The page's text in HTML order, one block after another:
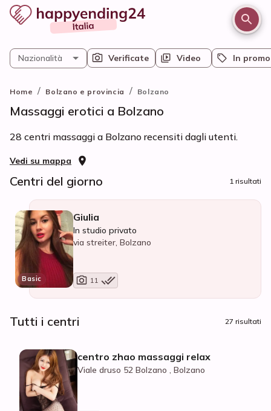
Verificate Video In promo
Nazionalità
Home / Bolzano e provincia / Bolzano
Massaggi erotici a Bolzano
28 centri massaggi a Bolzano recensiti dagli utenti.
Vedi su mappa
Centri del giorno 1 risultati
Basic
Giulia
In studio privato
via streiter, Bolzano
11
Tutti i centri 27 risultati
centro zhao massaggi relax
Viale druso 52 Bolzano , Bolzano